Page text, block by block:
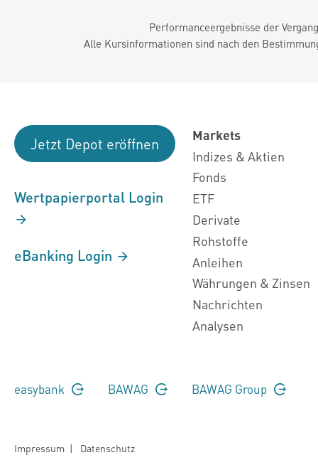
Performanceergebnisse der
Alle Kursinformationen sind nach den
Jetzt Depot eröffnen
Wertpapierportal Login
eBanking Login
Markets
Indizes & Aktien
Fonds
ETF
Derivate
Rohstoffe
Anleihen
Währungen & Zinsen
Nachrichten
Analysen
easybank BAWAG BAWAG Group
Impressum | Datenschutz